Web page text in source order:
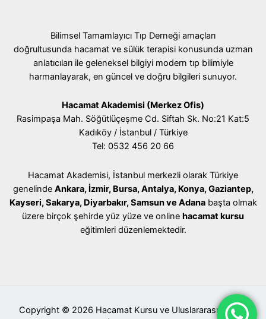
Bilimsel Tamamlayıcı Tıp Derneği amaçları
doğrultusunda hacamat ve sülük terapisi konusunda uzman
anlatıcıları ile geleneksel bilgiyi modern tıp bilimiyle
harmanlayarak, en güncel ve doğru bilgileri sunuyor.
Hacamat Akademisi (Merkez Ofis)
Rasimpaşa Mah. Söğütlüçeşme Cd. Siftah Sk. No:21 Kat:5
Kadıköy / İstanbul / Türkiye
Tel: 0532 456 20 66
Hacamat Akademisi, İstanbul merkezli olarak Türkiye
genelinde Ankara, İzmir, Bursa, Antalya, Konya, Gaziantep,
Kayseri, Sakarya, Diyarbakır, Samsun ve Adanabaşta olmak
üzere birçok şehirde yüz yüze ve online hacamat kursu
eğitimleri düzenlemektedir.
Copyright © 2026 Hacamat Kursu ve Uluslararası Geçerli